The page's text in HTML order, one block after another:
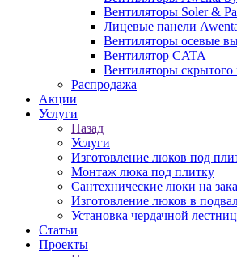
Вентиляторы Soler &
Лицевые панели
Вентиляторы осевые
Вентилятор CATA
Вентиляторы скрытого
Распродажа
Акции
Услуги
Назад
Услуги
Изготовление люков под
Монтаж люка под плитку
Сантехнические люки на
Изготовление люков в
Установка чердачной
Статьи
Проекты